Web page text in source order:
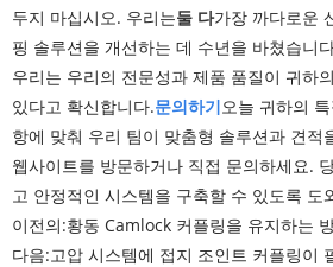
두지 마십시오. 우리는둘 다가장 까다로운
핑 솔루션을 개선하는 데 수년을 바쳤습니
우리는 우리의 전문성과 제품 품질이 귀하
있다고 확신합니다.문의하기오늘 귀하의
항에 맞춰 우리 팀이 맞춤형 솔루션과 견적
웹사이트를 방문하거나 직접 문의하세요.
고 안정적인 시스템을 구축할 수 있도록 도
이전의:황동 Camlock 커플링을 유지하는
다음:고압 시스템에 접지 조인트 커플링이